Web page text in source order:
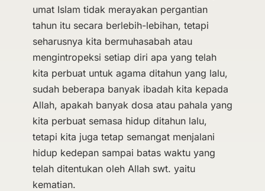
umat Islam tidak merayakan pergantian
tahun itu secara berlebih-lebihan, tetapi
seharusnya kita bermuhasabah atau
mengintropeksi setiap diri apa yang telah
kita perbuat untuk agama ditahun yang lalu,
sudah beberapa banyak ibadah kita kepada
Allah, apakah banyak dosa atau pahala yang
kita perbuat semasa hidup ditahun lalu,
tetapi kita juga tetap semangat menjalani
hidup kedepan sampai batas waktu yang
telah ditentukan oleh Allah swt. yaitu
kematian.